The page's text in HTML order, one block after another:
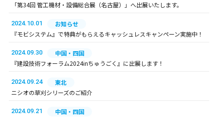
「第34回 管工機材・設備総合展（名古屋）」へ出展いたします。
2024.10.01
お知らせ
『モビシステム』で特典がもらえるキャッシュレスキャンペーン実施中！
2024.09.30
中国・四国
『建設技術フォーラム2024inちゅうごく』に出展します！
2024.09.24
東北
ニシオの草刈シリーズのご紹介
2024.09.21
中国・四国